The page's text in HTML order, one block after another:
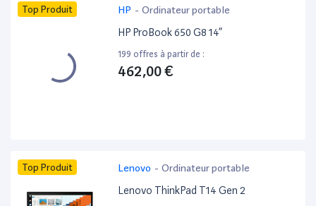
Top Produit HP - Ordinateur portable
HP ProBook 650 G8 14”
199 offres à partir de :
462,00 €
Top Produit Lenovo - Ordinateur portable
Lenovo ThinkPad T14 Gen 2